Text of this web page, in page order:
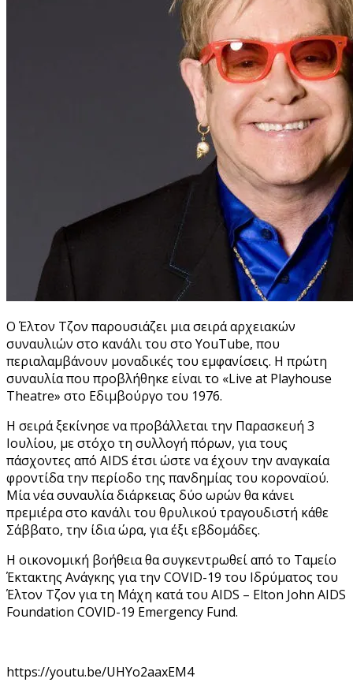
Ο Έλτον Τζον παρουσιάζει μια σειρά αρχειακών
συναυλιών στο κανάλι του στο YouTube, που
περιαλαμβάνουν μοναδικές του εμφανίσεις. Η πρώτη
συναυλία που προβλήθηκε είναι το «Live at Playhouse
Theatre» στο Εδιμβούργο του 1976.
Η σειρά ξεκίνησε να προβάλλεται την Παρασκευή 3
Ιουλίου, με στόχο τη συλλογή πόρων, για τους
πάσχοντες από AIDS έτσι ώστε να έχουν την αναγκαία
φροντίδα την περίοδο της πανδημίας του κοροναϊού.
Μία νέα συναυλία διάρκειας δύο ωρών θα κάνει
πρεμιέρα στο κανάλι του θρυλικού τραγουδιστή κάθε
Σάββατο, την ίδια ώρα, για έξι εβδομάδες.
Η οικονομική βοήθεια θα συγκεντρωθεί από το Ταμείο
Έκτακτης Ανάγκης για την COVID-19 του Ιδρύματος του
Έλτον Τζον για τη Μάχη κατά του AIDS – Elton John AIDS
Foundation COVID-19 Emergency Fund.
https://youtu.be/UHYo2aaxEM4